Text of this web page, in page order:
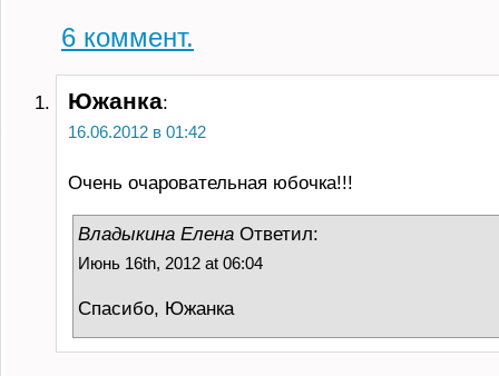
6 коммент.
Южанка:
16.06.2012 в 01:42
Очень очаровательная юбочка!!!
Владыкина Елена Ответил:
Июнь 16th, 2012 at 06:04
Спасибо, Южанка